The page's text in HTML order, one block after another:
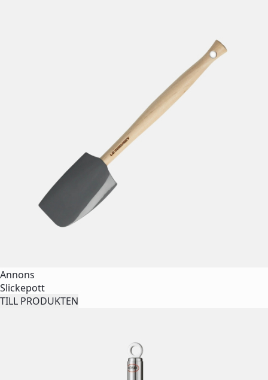
Annons
Slickepott
TILL PRODUKTEN